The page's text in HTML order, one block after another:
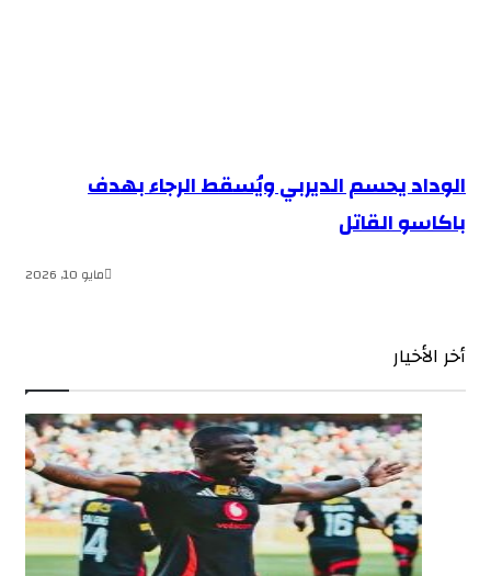
الوداد يحسم الديربي ويُسقط الرجاء بهدف
باكاسو القاتل
مايو 10, 2026
أخر الأخيار